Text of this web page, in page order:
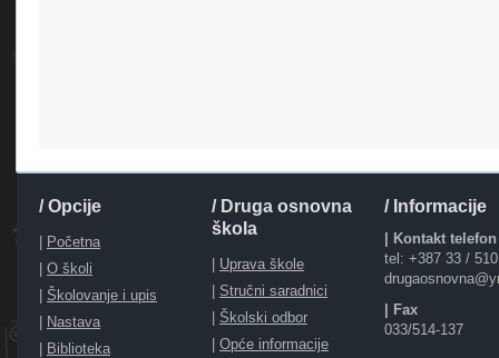
/ Opcije
| Početna
| O školi
| Školovanje i upis
| Nastava
| Biblioteka
/ Druga osnovna
škola
| Uprava škole
| Stručni saradnici
| Školski odbor
| Opće informacije
/ Informacije
| Kontakt telefon
tel: +387 33 /
| Fax
033/514-137